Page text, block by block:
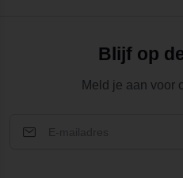
Blijf op
Meld je aan voor